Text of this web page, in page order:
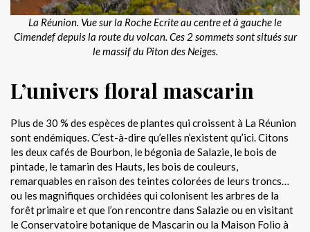
La Réunion. Vue sur la Roche Ecrite au centre et à gauche le
Cimendef depuis la route du volcan. Ces 2 sommets sont situés sur
le massif du Piton des Neiges.
L’univers floral mascarin
Plus de 30 % des espèces de plantes qui croissent à La Réunion
sont endémiques. C’est-à-dire qu’elles n’existent qu’ici. Citons
les deux cafés de Bourbon, le bégonia de Salazie, le bois de
pintade, le tamarin des Hauts, les bois de couleurs,
remarquables en raison des teintes colorées de leurs troncs…
ou les magnifiques orchidées qui colonisent les arbres de la
forêt primaire et que l’on rencontre dans Salazie ou en visitant
le Conservatoire botanique de Mascarin ou la Maison Folio à